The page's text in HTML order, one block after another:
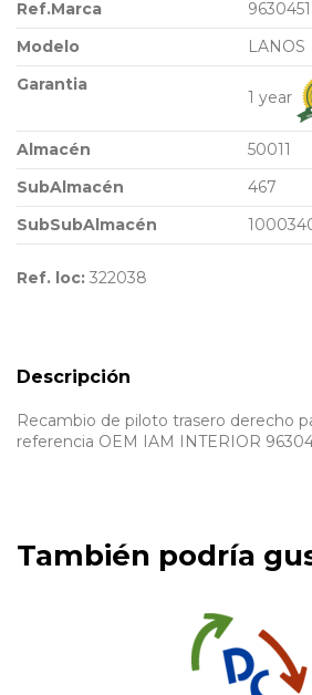
Ref.Marca
Modelo
LANOS
Garantia
1 year
Almacén
50011
SubAlmacén
467
SubSubAlmacén
Ref. loc: 322038
Descripción
Recambio de piloto trasero derecho
referencia OEM IAM INTERIOR
También podría